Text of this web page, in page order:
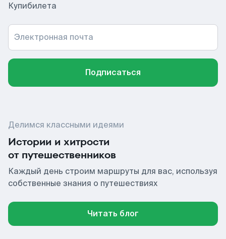
Купибилета
Электронная почта
Подписаться
Делимся классными идеями
Истории и хитрости
от путешественников
Каждый день строим маршруты для вас, используя
собственные знания о путешествиях
Читать блог